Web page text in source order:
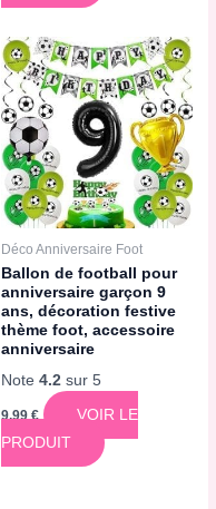
Déco Anniversaire Foot
Ballon de football pour
anniversaire garçon 9
ans, décoration festive
thème foot, accessoire
anniversaire
Note 4.2sur 5
9,99€
VOIR LE
PRODUIT